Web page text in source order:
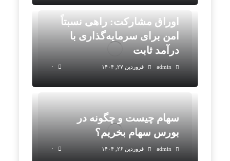
اوراق مشارکت: راهی نسبتاً
امن برای سرمایه‌گذاری با
درآمد ثابت
فروردین ۲۷, ۱۴۰۴ admin ۰
سهام چیست و چگونه در
بورس سهام بخریم؟
فروردین ۲۶, ۱۴۰۴ admin ۰